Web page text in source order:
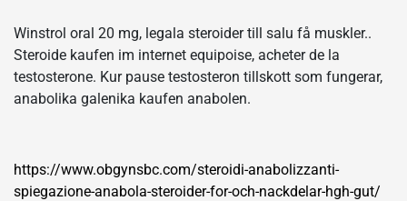
Winstrol oral 20 mg, legala steroider till salu få muskler..
Steroide kaufen im internet equipoise, acheter de la
testosterone. Kur pause testosteron tillskott som fungerar,
anabolika galenika kaufen anabolen.
https://www.obgynsbc.com/steroidi-anabolizzanti-
spiegazione-anabola-steroider-for-och-nackdelar-hgh-gut/